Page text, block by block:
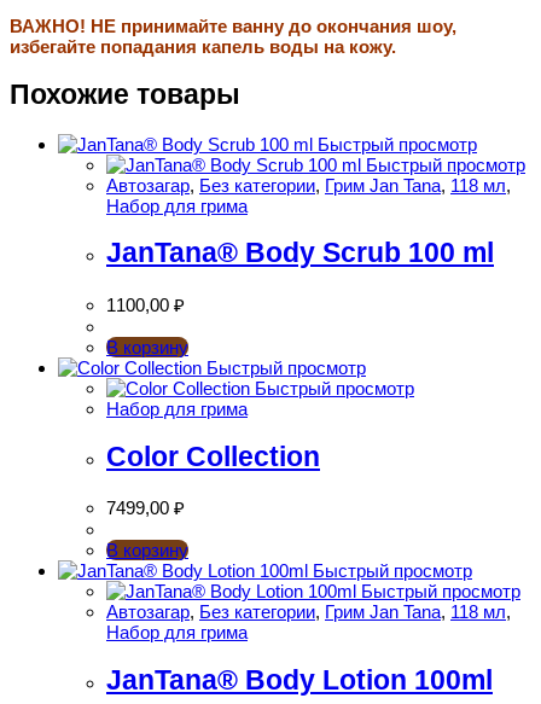
ВАЖНО! НЕ принимайте ванну до окончания шоу,
избегайте попадания капель воды на кожу.
Похожие товары
Быстрый просмотр
Быстрый просмотр
Автозагар, Без категории, Грим Jan Tana, 118 мл,
Набор для грима
JanTana® Body Scrub 100 ml
1100,00 ₽
В корзину
Быстрый просмотр
Быстрый просмотр
Набор для грима
Color Collection
7499,00 ₽
В корзину
Быстрый просмотр
Быстрый просмотр
Автозагар, Без категории, Грим Jan Tana, 118 мл,
Набор для грима
JanTana® Body Lotion 100ml